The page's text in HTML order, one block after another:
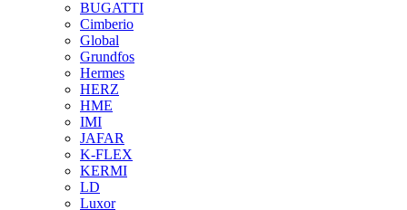
BUGATTI
Cimberio
Global
Grundfos
Hermes
HERZ
HME
IMI
JAFAR
K-FLEX
KERMI
LD
Luxor